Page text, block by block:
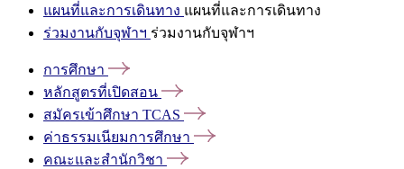
แผนที่และการเดินทาง แผนที่และการเดินทาง
ร่วมงานกับจุฬาฯ ร่วมงานกับจุฬาฯ
การศึกษา
หลักสูตรที่เปิดสอน
สมัครเข้าศึกษา TCAS
ค่าธรรมเนียมการศึกษา
คณะและสำนักวิชา